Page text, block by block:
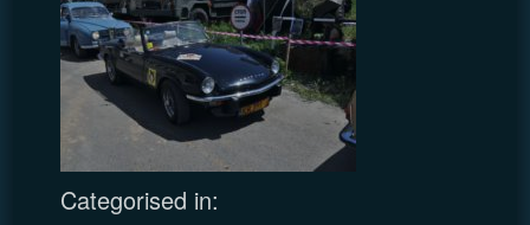
Categorised in: